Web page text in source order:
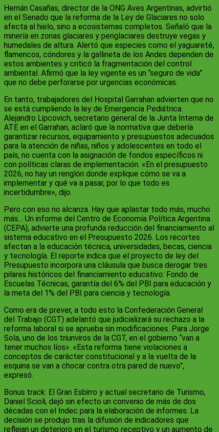
Hernán Casañas, director de la ONG Aves Argentinas, advirtió
en el Senado que la reforma de la Ley de Glaciares no solo
afecta al hielo, sino a ecosistemas completos. Señaló que la
minería en zonas glaciares y periglaciares destruye vegas y
humedales de altura. Alertó que especies como el yaguareté,
flamencos, cóndores y la gallineta de los Andes dependen de
estos ambientes y criticó la fragmentación del control
ambiental. Afirmó que la ley vigente es un “seguro de vida”
que no debe perforarse por urgencias económicas.
En tanto, trabajadores del Hospital Garrahan advierten que no
se está cumpliendo la ley de Emergencia Pediátrica.
Alejandro Lipcovich, secretario general de la Junta Interna de
ATE en el Garrahan, aclaró que la normativa que debería
garantizar recursos, equipamiento y presupuestos adecuados
para la atención de niñas, niños y adolescentes en todo el
país, no cuenta con la asignación de fondos específicos ni
con políticas claras de implementación. «En el presupuesto
2026, no hay un renglón donde explique cómo se va a
implementar y qué va a pasar, por lo que todo es
incertidumbre», dijo.
Pero con eso no alcanza. Hay que aplastar todo más, mucho
más… Un informe del Centro de Economía Política Argentina
(CEPA), advierte una profunda reducción del financiamiento al
sistema educativo en el Presupuesto 2026. Los recortes
afectan a la educación técnica, universidades, becas, ciencia
y tecnología. El reporte indica que el proyecto de ley del
Presupuesto incorpora una cláusula que busca derogar tres
pilares históricos del financiamiento educativo: Fondo de
Escuelas Técnicas, garantía del 6% del PBI para educación y
la meta del 1% del PBI para ciencia y tecnología.
Como era de prever, a todo esto la Confederación General
del Trabajo (CGT) adelantó que judicializará su rechazo a la
reforma laboral si se aprueba sin modificaciones. Para Jorge
Sola, uno de los triunviros de la CGT, en el gobierno “van a
tener muchos líos». «Esta reforma tiene violaciones a
conceptos de carácter constitucional y a la vuelta de la
esquina se van a chocar contra otra pared de nuevo”,
expresó.
Bonus track: El Gran Esbirro y actual secretario de Turismo,
Daniel Scioli, dejó sin efecto un convenio de más de dos
décadas con el Indec para la elaboración de informes. La
decisión se produjo tras la difusión de indicadores que
reflejan un deterioro en el turismo receptivo y un aumento de